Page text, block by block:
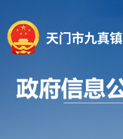
天门市九真镇